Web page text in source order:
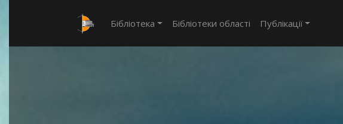
Бібліотека Бібліотеки області Публікації